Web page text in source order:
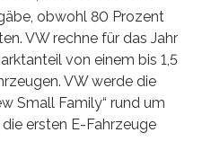
obwohl 80 Prozent
VW rechne für das Jahr
von einem bis 1,5
VW werde die
Small Family“ rund um
ersten E-Fahrzeuge